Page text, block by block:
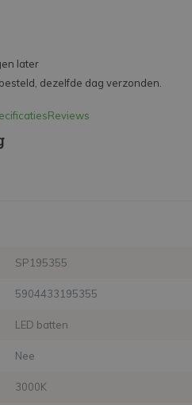
later
dezelfde dag verzonden.
Reviews
SP195355
5904433195355
LED batten
Nee
3000K